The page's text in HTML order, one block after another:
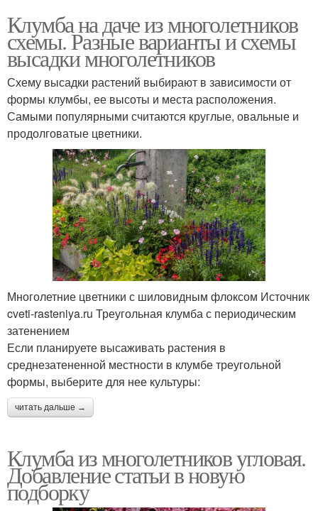
Клумба на даче из многолетников
схемы. Разные варианты и схемы
высадки многолетников
Схему высадки растений выбирают в зависимости от
формы клумбы, ее высоты и места расположения.
Самыми популярными считаются круглые, овальные и
продолговатые цветники.
Многолетние цветники с шиловидным флоксом Источник
cveti-rasteniya.ru Треугольная клумба с периодическим
затенением
Если планируете высаживать растения в
среднезатененной местности в клумбе треугольной
формы, выберите для нее культуры:
читать дальше →
Клумба из многолетников угловая.
Добавление статьи в новую
подборку